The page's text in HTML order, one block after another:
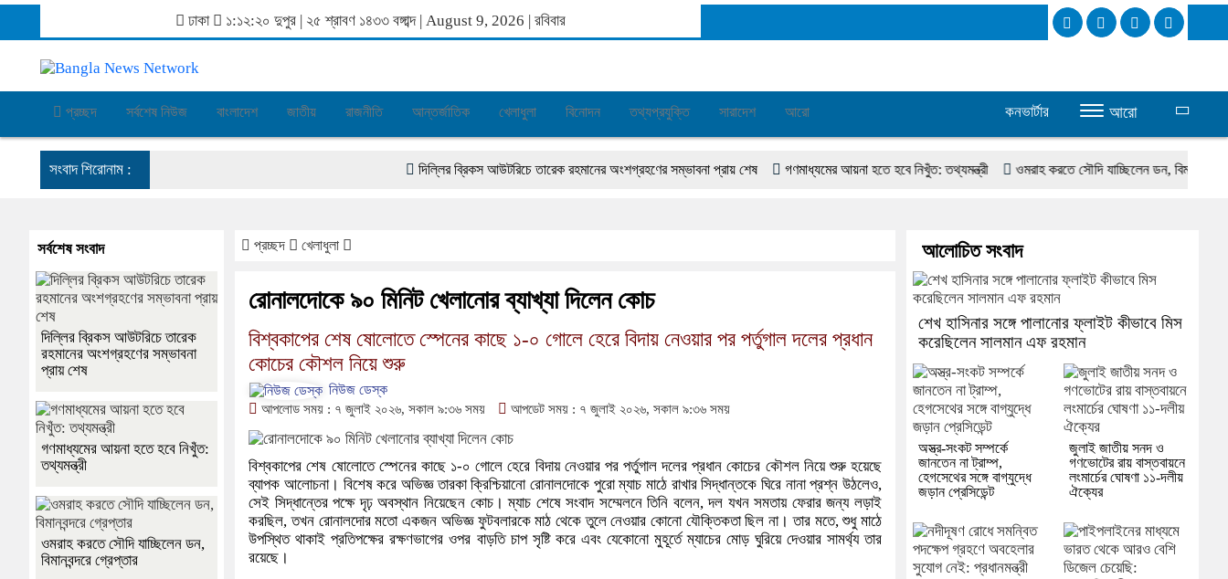
ঢাকা ১:১২:২০ দুপুর| ২৫ শ্রাবণ ১৪৩৩ বঙ্গাব্দ | August 9, 2026 | রবিবার
প্রচ্ছদ সর্বশেষ নিউজ বাংলাদেশ জাতীয় রাজনীতি আন্তর্জাতিক খেলাধুলা বিনোদন তথ্যপ্রযুক্তি সারাদেশ আরো কনভার্টার আরো
সংবাদ শিরোনাম : দিল্লির ব্রিকস আউটরিচে তারেক রহমানের অংশগ্রহণের সম্ভাবনা প্রায় শেষ গণমাধ্যমের আয়না হতে হবে নিখুঁত: তথ্যমন্ত্রী ওমরাহ করতে সৌদি যাচ্ছিলেন ডন, বিমানবন্দরে
প্রচ্ছদ খেলাধুলা
রোনালদোকে ৯০ মিনিট খেলানোর ব্যাখ্যা দিলেন কোচ
বিশ্বকাপের শেষ ষোলোতে স্পেনের কাছে ১-০ গোলে হেরে বিদায় নেওয়ার পর পর্তুগাল দলের প্রধান
কোচের কৌশল নিয়ে শুরু
নিউজ ডেস্ক
আপলোড সময় : ৭ জুলাই ২০২৬, সকাল ৯:৩৬ সময় আপডেট সময় : ৭ জুলাই ২০২৬, সকাল ৯:৩৬ সময়
বিশ্বকাপের শেষ ষোলোতে স্পেনের কাছে ১-০ গোলে হেরে বিদায় নেওয়ার পর পর্তুগাল দলের প্রধান কোচের কৌশল নিয়ে শুরু হয়েছে
ব্যাপক আলোচনা। বিশেষ করে অভিজ্ঞ তারকা ক্রিশ্চিয়ানো রোনালদোকে পুরো ম্যাচ মাঠে রাখার সিদ্ধান্তকে ঘিরে নানা প্রশ্ন উঠলেও,
সেই সিদ্ধান্তের পক্ষে দৃঢ় অবস্থান নিয়েছেন কোচ। ম্যাচ শেষে সংবাদ সম্মেলনে তিনি বলেন, দল যখন সমতায় ফেরার জন্য লড়াই
করছিল, তখন রোনালদোর মতো একজন অভিজ্ঞ ফুটবলারকে মাঠ থেকে তুলে নেওয়ার কোনো যৌক্তিকতা ছিল না। তার মতে, শুধু মাঠে
উপস্থিত থাকাই প্রতিপক্ষের রক্ষণভাগের ওপর বাড়তি চাপ সৃষ্টি করে এবং যেকোনো মুহূর্তে ম্যাচের মোড় ঘুরিয়ে দেওয়ার সামর্থ্য তার
রয়েছে।
সর্বশেষ সংবাদ
দিল্লির ব্রিকস আউটরিচে তারেক
রহমানের অংশগ্রহণের সম্ভাবনা
প্রায় শেষ
গণমাধ্যমের আয়না হতে হবে নিখুঁত:
তথ্যমন্ত্রী
ওমরাহ করতে সৌদি যাচ্ছিলেন ডন,
বিমানবন্দরে গ্রেপ্তার
আলোচিত সংবাদ
শেখ হাসিনার সঙ্গে পালানোর ফ্লাইট কীভাবে মিস
করেছিলেন সালমান এফ রহমান
অস্ত্র-সংকট সম্পর্কে
জানতেন না ট্রাম্প,
হেগসেথের সঙ্গে বাগ্‌যুদ্ধে
জড়ান প্রেসিডেন্ট
জুলাই জাতীয় সনদ ও
গণভোটের রায় বাস্তবায়নে
লংমার্চের ঘোষণা ১১-দলীয়
ঐক্যের